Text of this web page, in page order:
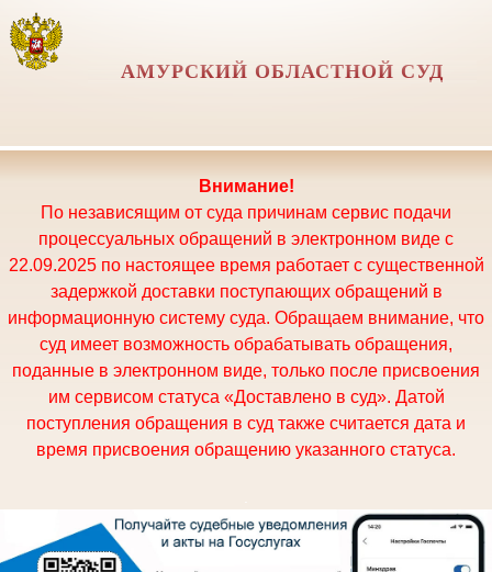
АМУРСКИЙ ОБЛАСТНОЙ СУД
Внимание!
По независящим от суда причинам сервис подачи
процессуальных обращений в электронном виде с
22.09.2025 по настоящее время работает с существенной
задержкой доставки поступающих обращений в
информационную систему суда. Обращаем внимание, что
суд имеет возможность обрабатывать обращения,
поданные в электронном виде, только после присвоения
им сервисом статуса «Доставлено в суд». Датой
поступления обращения в суд также считается дата и
время присвоения обращению указанного статуса.